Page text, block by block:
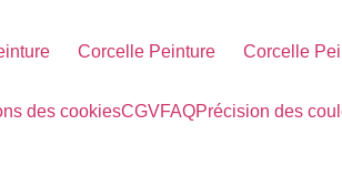
Corcelle Peinture Corcelle
des cookiesCGVFAQPrécision des